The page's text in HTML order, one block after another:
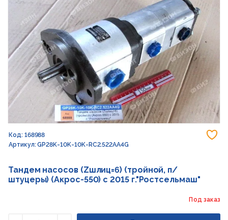
Код: 168988
Артикул: GP28K-10K-10K-RC2.522AA4G
Тандем насосов (Zшлиц=6) (тройной, п/
штуцеры) (Акрос-550) с 2015 г."Ростсельмаш"
Под заказ